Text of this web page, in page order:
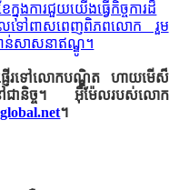
ងការជួយយើងធ្វើកិច្ចការដ៏
ាលទៅពាសពេញពិភពលោក រួម
ន់សាសនាឥណ្ឌូ។
ើរទៅលោកបណ្ឌិត ហាយមើស៏
ៅជានិច្ច។ អ៊ីម៉ែលរបស់លោក
។